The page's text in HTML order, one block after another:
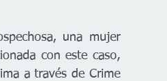
una mujer
con este caso,
a través de Crime